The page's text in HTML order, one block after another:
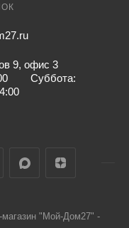
9, офис 3
Суббота:
"Мой-Дом27" -